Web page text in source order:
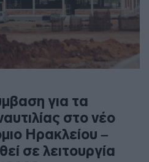
για τα
στο νέο
Ηρακλείου –
σε λειτουργία